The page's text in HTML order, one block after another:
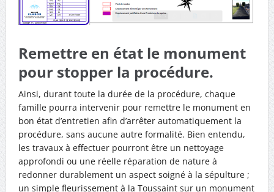
Remettre en état le monument
pour stopper la procédure.
Ainsi, durant toute la durée de la procédure, chaque
famille pourra intervenir pour remettre le monument en
bon état d’entretien afin d’arrêter automatiquement la
procédure, sans aucune autre formalité. Bien entendu,
les travaux à effectuer pourront être un nettoyage
approfondi ou une réelle réparation de nature à
redonner durablement un aspect soigné à la sépulture ;
un simple fleurissement à la Toussaint sur un monument